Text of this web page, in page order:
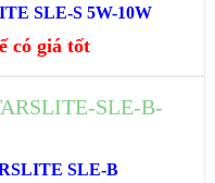
SLE-S 5W-10W
có giá tốt
SLE-B